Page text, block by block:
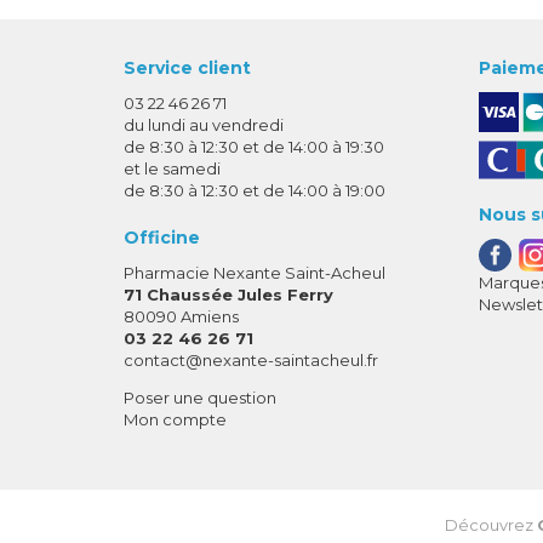
Service client
03 22 46 26 71
du lundi au vendredi
de 8:30 à 12:30 et de 14:00 à 19:30
et le samedi
de 8:30 à 12:30 et de 14:00 à 19:00
Officine
Pharmacie Nexante Saint-Acheul
71 Chaussée Jules Ferry
80090 Amiens
03 22 46 26 71
contact-
@-
nexante-saintacheul.fr
Poser une question
Mon compte
Nous
Découvrez